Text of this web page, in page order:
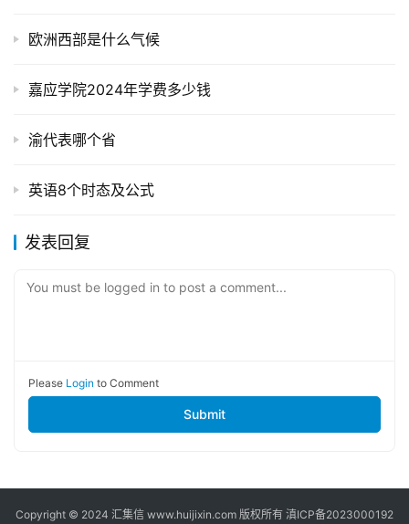
欧洲西部是什么气候
嘉应学院2024年学费多少钱
渝代表哪个省
英语8个时态及公式
发表回复
You must be logged in to post a comment...
Please Login to Comment
Submit
Copyright © 2024 汇集信 www.huijixin.com 版权所有 滇ICP备2023000192